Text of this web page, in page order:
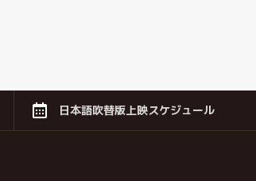
日本語吹替版上映スケジュール